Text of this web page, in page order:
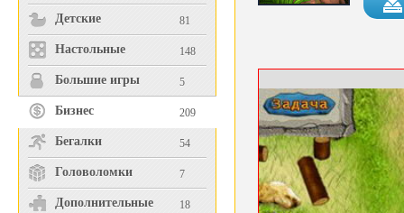
Детские 81
Настольные 148
Большие игры 5
Бизнес 209
Бегалки 54
Головоломки 7
Дополнительные 18